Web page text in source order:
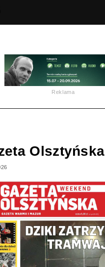
Reklama
Olsztyńska